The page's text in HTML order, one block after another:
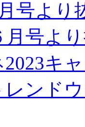
号よ
月号よ
キ
レンド